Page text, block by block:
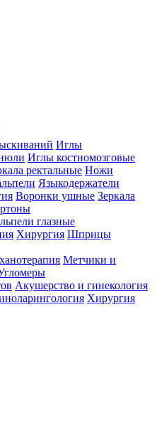
Иглы
Иглы костномозговые
ректальные Ножи
Языкодержатели
Воронки ушные Зеркала
глазные
Хирургия Шприцы
Метчики и
Акушерство и гинекология
Хирургия